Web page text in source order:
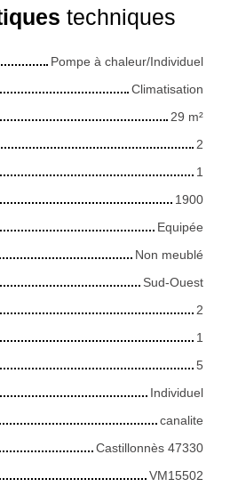
techniques
Pompe à chaleur/Individuel
Climatisation
29 m²
2
1
1900
Equipée
Non meublé
Sud-Ouest
2
1
5
Individuel
canalite
Castillonnès 47330
VM15502